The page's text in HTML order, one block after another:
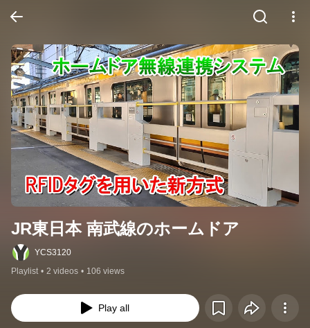
JR東日本 南武線のホームドア
YCS3120
Playlist • 2 videos • 106 views
Play all